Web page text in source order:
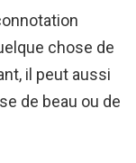
chose de
il peut aussi
de beau ou de